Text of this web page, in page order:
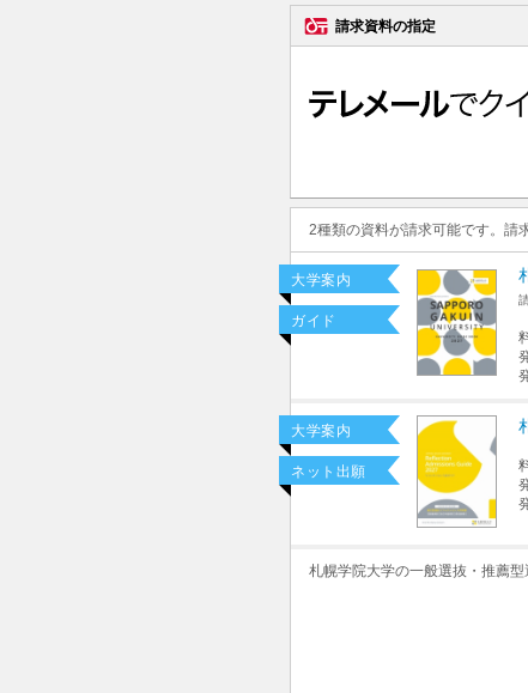
請求資料の指定
2種類の資料が請求可能です。請
大学案内
ガイド
大学案内
ネット出願
札幌学院大学の一般選抜・推薦